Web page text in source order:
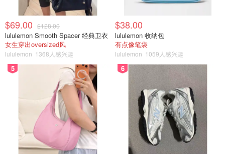
这个衣帽间里的塌看起来好舒服，
居然还有bearbrick的陈
列装饰！谁说在家不能搞艺术展览呢？
$69.00 $128.00
lululemon Smooth Spacer 经典卫衣
女生穿出oversized风
lululemon 1368人感兴趣
$38.00
lululemon 收纳包
有点像笔袋
lululemon 1059人感兴趣
5 6